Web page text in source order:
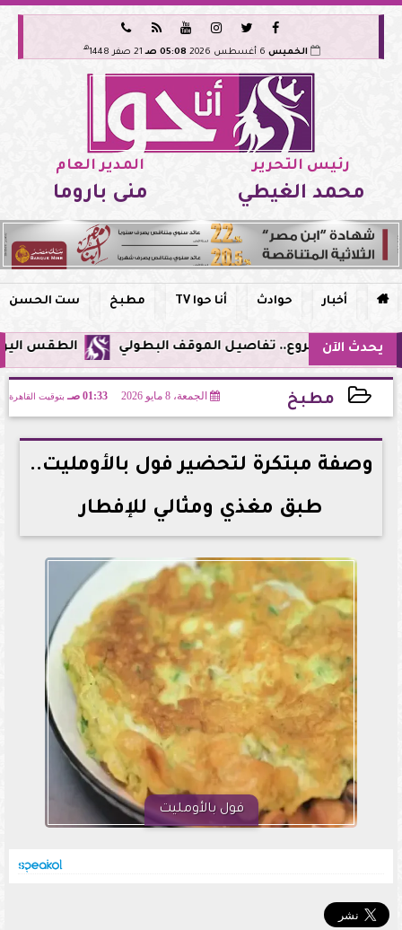






الخميس 05:08 صـ 21 صفر 1448 هـ
رئيس التحرير
محمد الغيطي
المدير العام
منى باروما
 أخبار حوادث أنا حوا TV مطبخ ست الحسن
يحدث الآن الطقس اليوم في مصر..
مطبخ الجمعة، 8 مايو 2026 01:33 صـ بتوقيت القاهرة
2026-05-08 01:33:05
وصفة مبتكرة لتحضير فول بالأومليت..
طبق مغذي ومثالي للإفطار
فول بالأومليت